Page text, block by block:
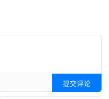
提交评论